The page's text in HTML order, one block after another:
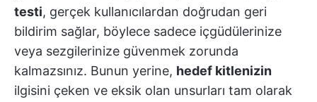
testi, gerçek kullanıcılardan doğrudan geri
bildirim sağlar, böylece sadece içgüdülerinize
veya sezgilerinize güvenmek zorunda
kalmazsınız. Bunun yerine, hedef kitlenizin
ilgisini çeken ve eksik olan unsurları tam olarak